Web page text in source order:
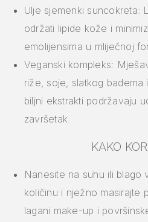
Ulje sjemenki suncokreta:
održati lipide kože i
emolijensima u mliječnoj
Veganski kompleks:
riže, soje, slatkog
biljni ekstrakti podržavaju
završetak.
KAKO
Nanesite na suhu ili blago
količinu i nježno masirajte
lagani make-up i